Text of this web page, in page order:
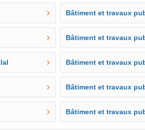
Bâtiment et travaux
Bâtiment et travaux
Bâtiment et travaux
Bâtiment et travaux
Bâtiment et travaux